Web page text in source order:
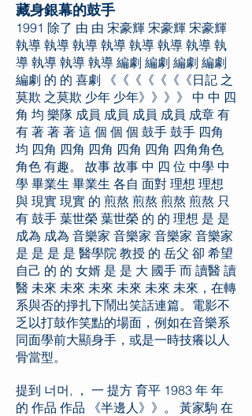
藏身銀幕的鼓手
1991 除了 由 由 宋豪輝 宋豪輝 宋豪輝
執導 執導 執導 執導 執導 執導 執導 執
導 執導 執導 執導 編劇 編劇 編劇 編劇
編劇 的 的 喜劇 《《《《《《《日記 之
莫欺 之莫欺 少年 少年》》》》 中 中 四
角 均 樂隊 成員 成員 成員 成員 成章 有
有 著 著 著 這 個 個 個 鼓手 鼓手 四角
均 四角 四角 四角 四角 四角 四角角色
角色 有趣。 故事 故事 中 四 位 中學 中
學 畢業生 畢業生 各自 面對 理想 理想
與 現實 現實 的 煎熬 煎熬 煎熬 煎熬 只
有 鼓手 葉世榮 葉世榮 的 的 理想 是 是
成為 成為 音樂家 音樂家 音樂家 音樂家
是 是 是 是 醫學院 教授 的 岳父 卻 希望
自己 的 的 女婿 是 是 大 國手 而 讀醫 讀
醫 未來 未來 未來 未來 未來 未來，在轉
系與否的掙扎下鬧出笑話連篇。電影不
乏以打鼓作笑點的場面，例如在音樂系
同面學前大顯身手，或是一時技癢以人
骨當型。
提到 너머, ， 一 提方 育平 1983 年 年
的 作品 作品 《半邊人》》。 黃家駒 在